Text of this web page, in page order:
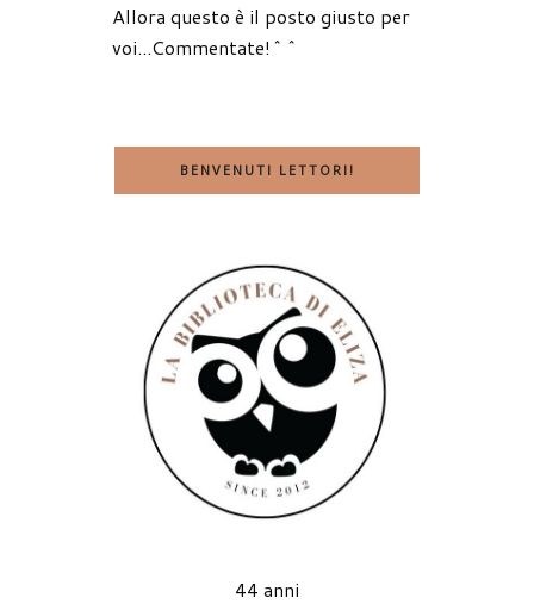
Allora questo è il posto giusto per
voi...Commentate!^^
BENVENUTI LETTORI!
44 anni